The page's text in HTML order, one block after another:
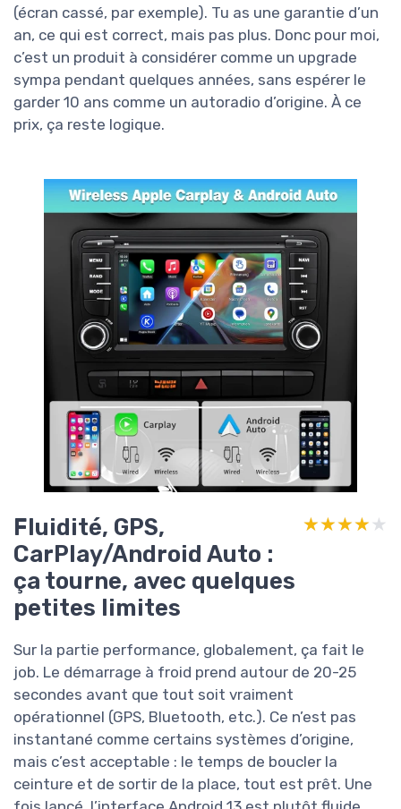
(écran cassé, par exemple). Tu as une garantie d’un
an, ce qui est correct, mais pas plus. Donc pour moi,
c’est un produit à considérer comme un upgrade
sympa pendant quelques années, sans espérer le
garder 10 ans comme un autoradio d’origine. À ce
prix, ça reste logique.
Fluidité, GPS,
CarPlay/Android Auto :
ça tourne, avec quelques
petites limites
★★★★★
★★★★★
Sur la partie performance, globalement, ça fait le
job. Le démarrage à froid prend autour de 20-25
secondes avant que tout soit vraiment
opérationnel (GPS, Bluetooth, etc.). Ce n’est pas
instantané comme certains systèmes d’origine,
mais c’est acceptable : le temps de boucler la
ceinture et de sortir de la place, tout est prêt. Une